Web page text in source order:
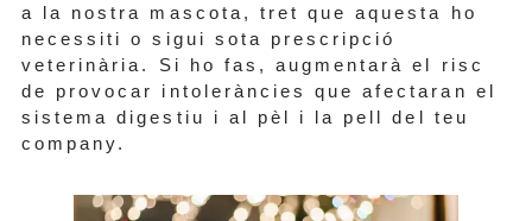
a la nostra mascota, tret que aquesta ho
necessiti o sigui sota prescripció
veterinària. Si ho fas, augmentarà el risc
de provocar intoleràncies que afectaran el
sistema digestiu i al pèl i la pell del teu
company.